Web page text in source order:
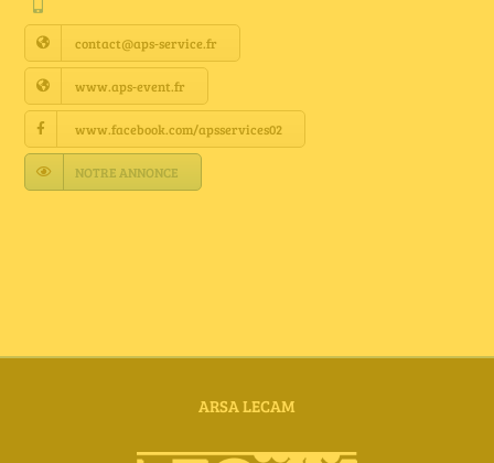
Actualités
Contact
contact@aps-service.fr
www.aps-event.fr
www.facebook.com/apsservices02
NOTRE ANNONCE
ARSA LECAM